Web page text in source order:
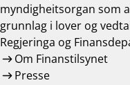
myndigheitsorgan som
grunnlag i lover og
Regjeringa og
Om Finanstilsynet
Presse